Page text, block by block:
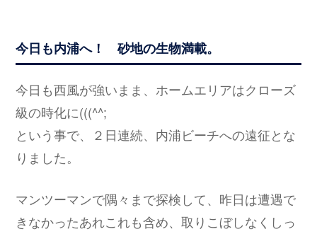
今日も内浦へ！ 砂地の生物満載。
今日も西風が強いまま、ホームエリアはクローズ
級の時化に(((^^;
という事で、２日連続、内浦ビーチへの遠征とな
りました。
マンツーマンで隅々まで探検して、昨日は遭遇で
きなかったあれこれも含め、取りこぼしなくしっ